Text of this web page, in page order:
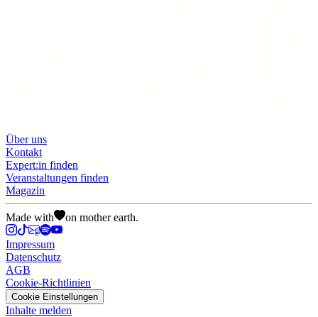
Über uns
Kontakt
Expert:in finden
Veranstaltungen finden
Magazin
Made with on mother earth.
Impressum
Datenschutz
AGB
Cookie-Richtlinien
Cookie Einstellungen
Inhalte melden